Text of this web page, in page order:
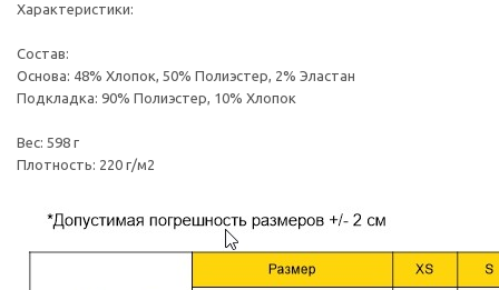
Характеристики:
Состав:
Основа: 48% Хлопок, 50% Полиэстер, 2% Эластан
Подкладка: 90% Полиэстер, 10% Хлопок
Вес: 598 г
Плотность: 220 г/м2